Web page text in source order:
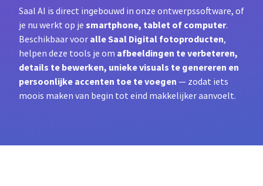
Saal AI is direct ingebouwd in onze ontwerpssoftware, of
je nu werkt op je smartphone, tablet of computer.
Beschikbaar voor alle Saal Digital fotoproducten,
helpen deze tools je om afbeeldingen te verbeteren,
details te bewerken, unieke visuals te genereren en
persoonlijke accenten toe te voegen — zodat iets
moois maken van begin tot eind makkelijker aanvoelt.